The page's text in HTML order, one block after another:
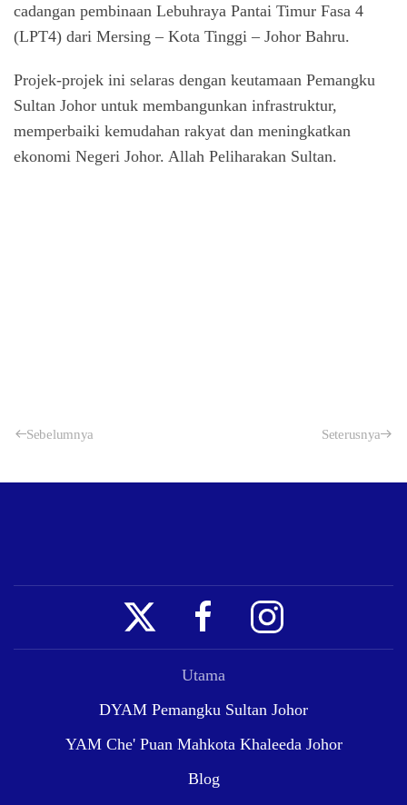
cadangan pembinaan Lebuhraya Pantai Timur Fasa 4
(LPT4) dari Mersing – Kota Tinggi – Johor Bahru.
Projek-projek ini selaras dengan keutamaan Pemangku
Sultan Johor untuk membangunkan infrastruktur,
memperbaiki kemudahan rakyat dan meningkatkan
ekonomi Negeri Johor. Allah Peliharakan Sultan.
Sebelumnya Seterusnya
Utama
DYAM Pemangku Sultan Johor
YAM Che' Puan Mahkota Khaleeda Johor
Blog